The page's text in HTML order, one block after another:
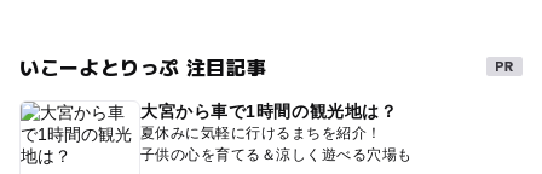
いこーよとりっぷ 注目記事
大宮から車で1時間の観光地は？
夏休みに気軽に行けるまちを紹介！
子供の心を育てる＆涼しく遊べる穴場も